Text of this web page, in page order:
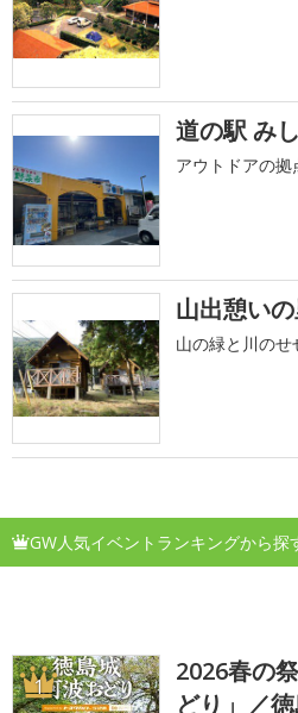
道の駅 み
アウトドアの拠
山出憩い
山の緑と川の
GW人気イベントランキングから探
1
2026春の
どり」／